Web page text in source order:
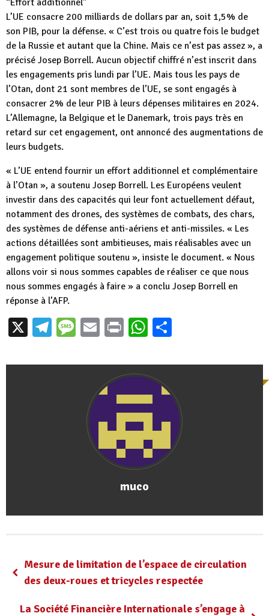
L’UE consacre 200 milliards de dollars par an, soit 1,5% de
son PIB, pour la défense. « C’est trois ou quatre fois le budget
de la Russie et autant que la Chine. Mais ce n’est pas assez », a
précisé Josep Borrell. Aucun objectif chiffré n’est inscrit dans
les engagements pris lundi par l’UE. Mais tous les pays de
l’Otan, dont 21 sont membres de l’UE, se sont engagés à
consacrer 2% de leur PIB à leurs dépenses militaires en 2024.
L’Allemagne, la Belgique et le Danemark, trois pays très en
retard sur cet engagement, ont annoncé des augmentations de
leurs budgets.
« L’UE entend fournir un effort additionnel et complémentaire
à l’Otan », a soutenu Josep Borrell. Les Européens veulent
investir dans des capacités qui leur font actuellement défaut,
notamment des drones, des systèmes de combats, des chars,
des systèmes de défense anti-aériens et anti-missiles. « Les
actions détaillées sont ambitieuses, mais réalisables avec un
engagement politique soutenu », insiste le document. « Nous
allons voir si nous sommes capables de réaliser ce que nous
nous sommes engagés à faire » a conclu Josep Borrell en
réponse à l’AFP.
X Telegram
Message
EmailPrintWhatsApp
muco
Mesure de limitation de l’espace de circulation
des deux-roues et tricycles respectée
La Société Financière Internationale s’engage à